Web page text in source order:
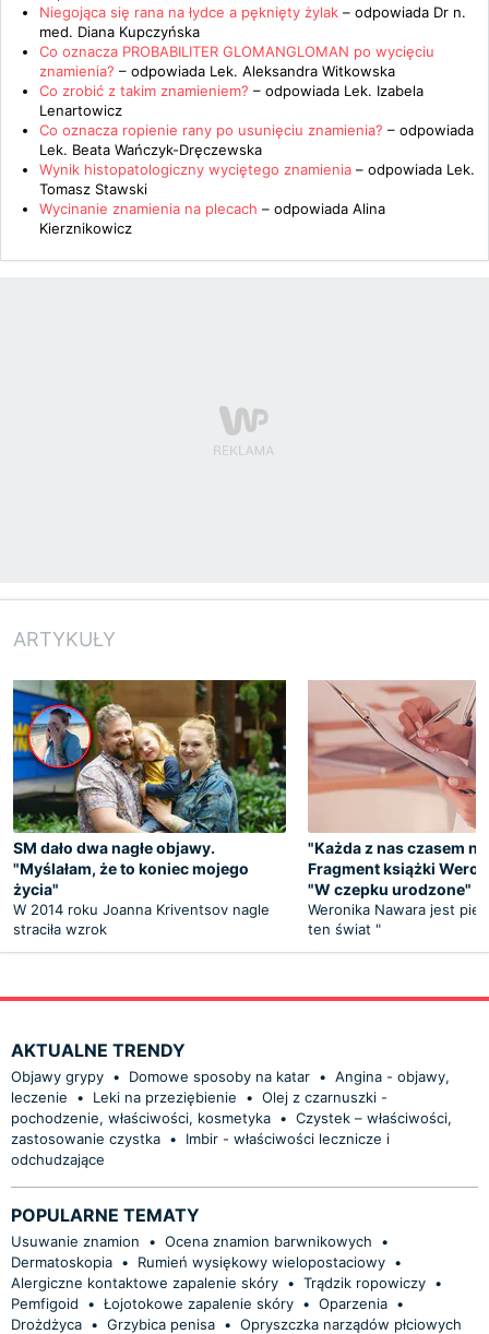
Niegojąca się rana na łydce a pęknięty żylak – odpowiada Dr n.
med. Diana Kupczyńska
Co oznacza PROBABILITER GLOMANGLOMAN po wycięciu
znamienia? – odpowiada Lek. Aleksandra Witkowska
Co zrobić z takim znamieniem? – odpowiada Lek. Izabela
Lenartowicz
Co oznacza ropienie rany po usunięciu znamienia? – odpowiada
Lek. Beata Wańczyk-Dręczewska
Wynik histopatologiczny wyciętego znamienia – odpowiada Lek.
Tomasz Stawski
Wycinanie znamienia na plecach – odpowiada Alina
Kierznikowicz
ARTYKUŁY
SM dało dwa nagłe objawy.
"Myślałam, że to koniec mojego
życia"
W 2014 roku Joanna Kriventsov nagle
straciła wzrok
"Każda z nas czasem
Fragment książki
"W czepku urodzone"
Weronika Nawara jest
ten świat "
AKTUALNE TRENDY
Objawy grypy • Domowe sposoby na katar • Angina - objawy,
leczenie
• Leki na przeziębienie • Olej z czarnuszki -
pochodzenie, właściwości, kosmetyka • Czystek – właściwości,
zastosowanie czystka •
Imbir - właściwości lecznicze i
odchudzające
POPULARNE TEMATY
Usuwanie znamion • Ocena znamion barwnikowych
•
Dermatoskopia • Rumień wysiękowy wielopostaciowy •
Alergiczne kontaktowe zapalenie skóry • Trądzik ropowiczy •
Pemfigoid
• Łojotokowe zapalenie skóry • Oparzenia •
Drożdżyca • Grzybica penisa • Opryszczka narządów płciowych